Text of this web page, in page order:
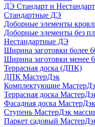
ДЭ Стандарт и Нестандарт
Стандартные ДЭ
Доборные элементы
Доборные элементы без
Нестандартные ДЭ
Ширина заготовки более
Ширина заготовки менее
Террасная доска (ДПК)
ДПК МастерДэк
Комплектующие
Террасная доска
Фасадная доска МастерДэк
Ступень МастерДэк
Паркет садовый